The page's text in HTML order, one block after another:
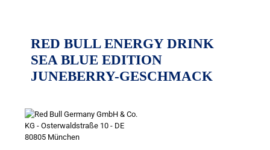
RED BULL ENERGY DRINK
SEA BLUE EDITION
JUNEBERRY-GESCHMACK